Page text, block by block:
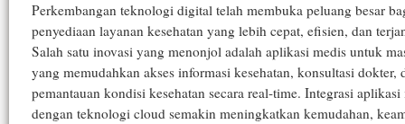
Perkembangan teknologi digital telah membuka peluang besar
penyediaan layanan kesehatan yang lebih cepat, efisien, dan
Salah satu inovasi yang menonjol adalah aplikasi medis untuk
yang memudahkan akses informasi kesehatan, konsultasi dokter,
pemantauan kondisi kesehatan secara real-time. Integrasi
dengan teknologi cloud semakin meningkatkan kemudahan,